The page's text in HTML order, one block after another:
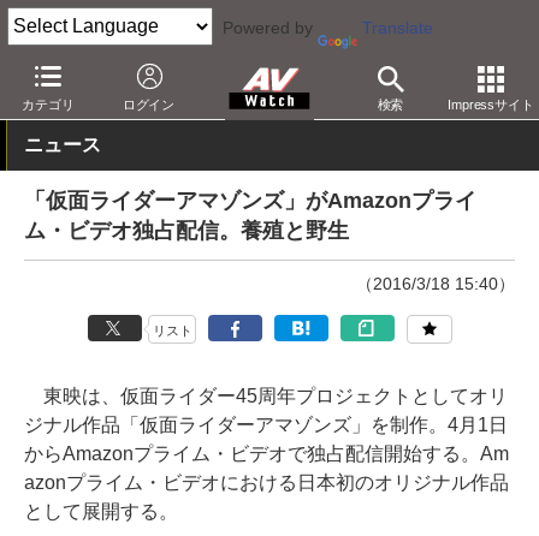
Powered by Translate
カテゴリ ログイン 検索 Impressサイト
AV Watch コンテンツ・サービス 映像配信 Amazonビデオ
ニュース
「仮面ライダーアマゾンズ」がAmazonプライ
ム・ビデオ独占配信。養殖と野生
（2016/3/18 15:40）
リスト
東映は、仮面ライダー45周年プロジェクトとしてオリ
ジナル作品「仮面ライダーアマゾンズ」を制作。4月1日
からAmazonプライム・ビデオで独占配信開始する。Am
azonプライム・ビデオにおける日本初のオリジナル作品
として展開する。